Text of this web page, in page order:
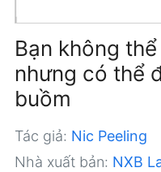
Bạn không
nhưng có thể
buồm
Tác giả: Nic Peeling
Nhà xuất bản: NXB